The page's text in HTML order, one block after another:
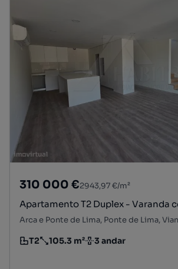
310 000 €2943,97 €/m²
Apartamento T2 Duplex - Varanda
Arca e Ponte de Lima, Ponte de Lima,
Tipologia
T2
Preço por metro quadrado
105.3 m²
Andar 3 andar